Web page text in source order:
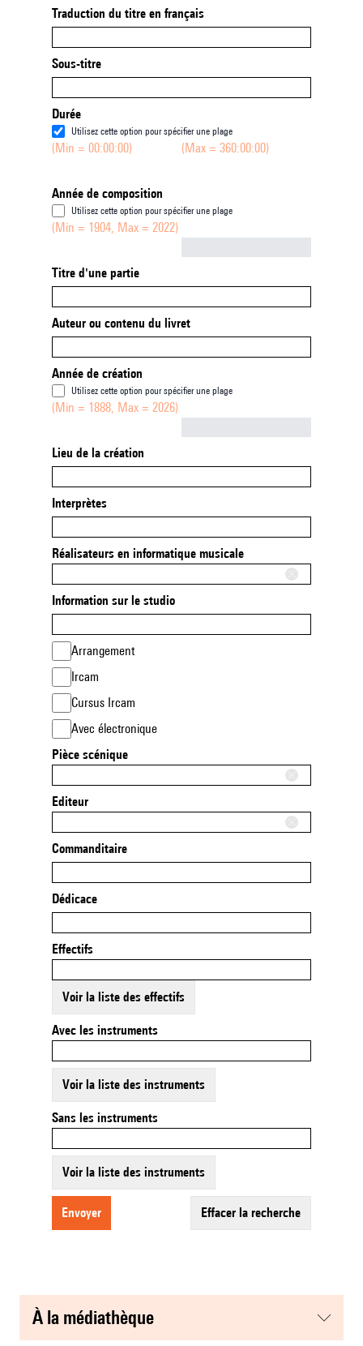
Traduction du titre en français
Sous-titre
Durée
Utilisez cette option pour spécifier une plage
(Min = 00:00:00) (Max = 360:00:00)
Année de composition
Utilisez cette option pour spécifier une plage
(Min = 1904, Max = 2022)
Titre d'une partie
Auteur ou contenu du livret
Année de création
Utilisez cette option pour spécifier une plage
(Min = 1888, Max = 2026)
Lieu de la création
Interprètes
Réalisateurs en informatique musicale
Information sur le studio
Arrangement
Ircam
Cursus Ircam
Avec électronique
Pièce scénique
Editeur
Commanditaire
Dédicace
Effectifs
Voir la liste des effectifs
Avec les instruments
Voir la liste des instruments
Sans les instruments
Voir la liste des instruments
envoyer effacer la recherche
à la médiathèque